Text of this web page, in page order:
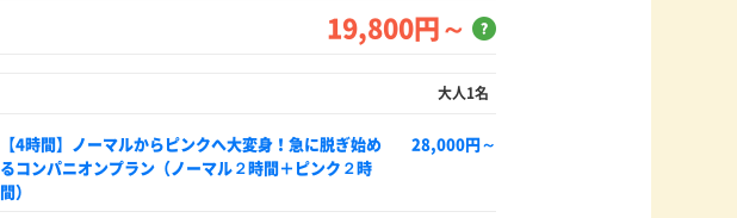
19,800円～
大人1名
【4時間】ノーマルからピンクへ大変身！急に脱ぎ始め
るコンパニオンプラン（ノーマル２時間＋ピンク２時
間）
28,000円～